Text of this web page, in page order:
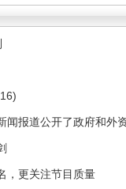
闻报道公开了政府和外
，更关注节目质量